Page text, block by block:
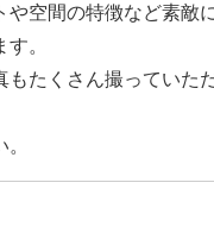
や空間の特徴など素敵
。
もたくさん撮っていた